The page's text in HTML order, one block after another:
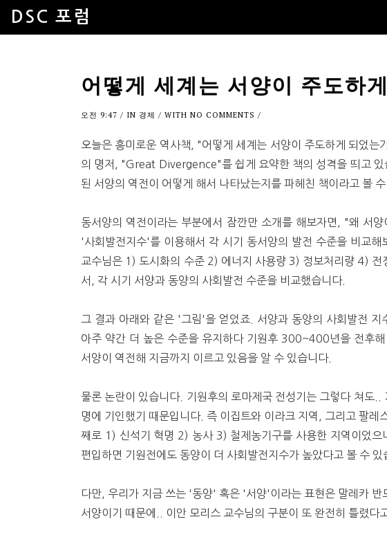
DSC 포럼
어떻게 세계는 서양이 주도하
오전 9:47 / IN 경제 / WITH NO COMMENTS /
오늘은 흥미로운 역사책, "어떻게 세계는 서양이 주도하게 되었는
의 명저, "Great Divergence"를 쉽게 요약한 책의 성격을 띄고
된 서양의 역전이 어떻게 해서 나타났는지를 파헤친 책이라고 볼 수
동서양의 역전이라는 부분에서 잠깐만 소개를 해보자면, "왜 서
'사회발전지수'를 이용해서 각 시기 동서양의 발전 수준을 비교해
교수님은 1) 도시화의 수준 2) 에너지 사용량 3) 정보처리량 4) 전
서, 각 시기 서양과 동양의 사회발전 수준을 비교했습니다.
그 결과 아래와 같은 '그림'을 얻었죠. 서양과 동양의 사회발전 지
아주 약간 더 높은 수준을 유지하다 기원후 300~400년을 전후
서양이 역전해 지금까지 이르고 있음을 알 수 있습니다.
물론 논란이 있습니다. 기원후의 로마제국 전성기는 그렇다 쳐도
명에 기인했기 때문입니다. 즉 이집트와 이라크 지역, 그리고 팔레
째로 1) 신석기 혁명 2) 농사 3) 철제농기구를 사용한 지역이었
편입하면 기원전에도 동양이 더 사회발전지수가 높았다고 볼 수 있
다만, 우리가 지금 쓰는 '동양' 혹은 '서양'이라는 표현은 말레카 반
서양이기 때문에.. 이안 모리스 교수님의 구분이 또 완전히 틀렸다